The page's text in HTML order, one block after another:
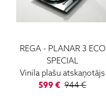
REGA- PLANAR 3 ECO
SPECIAL
Vinila plašu atskaņotājs
599 € 944€